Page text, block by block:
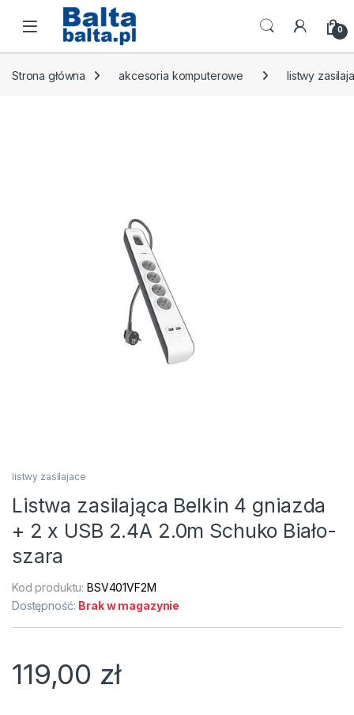
Skip to navigation
Skip to content
Open 0
Strona główna akcesoria komputerowe listwy
listwy zasilajace
Listwa zasilająca Belkin 4 gniazda
+ 2 x USB 2.4A 2.0m Schuko Biało-
szara
Kod produktu:BSV401VF2M
Dostępność: Brak w magazynie
119,00 zł